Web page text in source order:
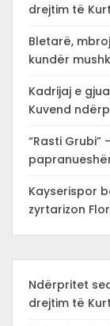
drejtim të
Bletarë,
kundër
Kadrijaj e
Kuvend
“Rasti Grubi”
Kayserispor
zyrtarizon
Ndërpritet
drejtim të